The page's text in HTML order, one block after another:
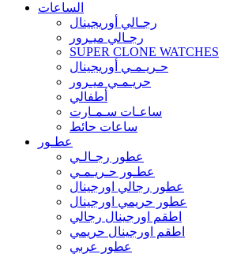
الساعات
رجـالي أوريجينال
رجـالي ميـرور
SUPER CLONE WATCHES
حـريـمـي أوريجينال
حريـمـي ميـرور
أطفالي
ساعـات سـمـارت
ساعات حائط
عطـور
عطور رجـالـي
عطـور حـريـمـي
عطور رجالي اورجينال
عطور حريمي اورجينال
اطقم اورجينال رجالي
اطقم اورجينال حريمي
عطور عربي